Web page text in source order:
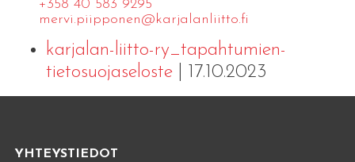
+358 40 583 9295
mervi.​piipponen@​kar​jala​nlii​tto.​fi
karjalan-liitto-ry_tapahtumien-
tietosuojaseloste| 17.10.2023
YHTEYSTIEDOT